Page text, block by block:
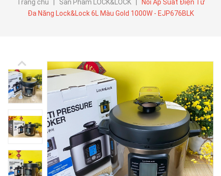
Trang chủ Sản Phẩm LOCK&LOCK
Nồi Áp Suất Điện Tử
Đa Năng Lock&Lock 6L Màu Gold 1000W - EJP676BLK